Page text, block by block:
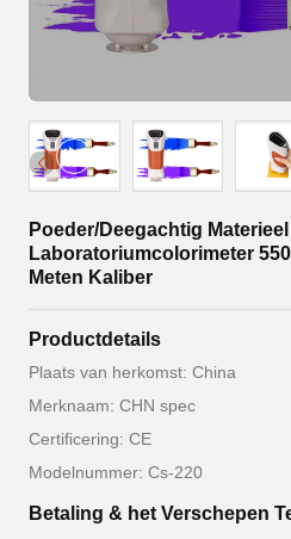
Poeder/Deegachtig Materieel
Laboratoriumcolorimeter
Meten Kaliber
Productdetails
Plaats van herkomst: China
Merknaam: CHN spec
Certificering: CE
Modelnummer: Cs-220
Betaling & het Verschepen